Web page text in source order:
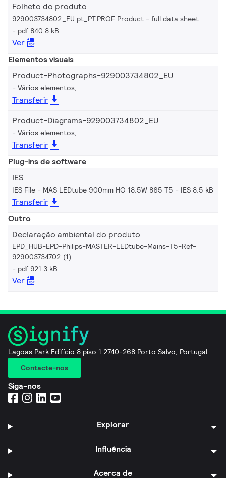
Folheto do produto
929003734802_EU.pt_PT.PROF Product - full data sheet
pdf 840.8 kB
Ver
Elementos visuais
Product-Photographs-929003734802_EU
Vários elementos,
Transferir
Product-Diagrams-929003734802_EU
Vários elementos,
Transferir
Plug-ins de software
IES
IES File - MAS LEDtube 900mm HO 18.5W 865 T5 IES 8.5 kB
Transferir
Outro
Declaração ambiental do produto
EPD_HUB-EPD-Philips-MASTER-LEDtube-Mains-T5-Ref-
929003734702 (1)
pdf 921.3 kB
Ver
Lagoas Park Edifício 8 piso 1 2740-268 Porto Salvo, Portugal
Contacte-nos
Siga-nos
Explorar
Influência
Acerca de